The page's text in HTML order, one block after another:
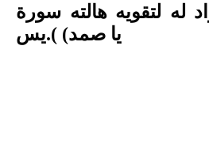
له لتقويه هالته سورة
يس.( يا صمد)